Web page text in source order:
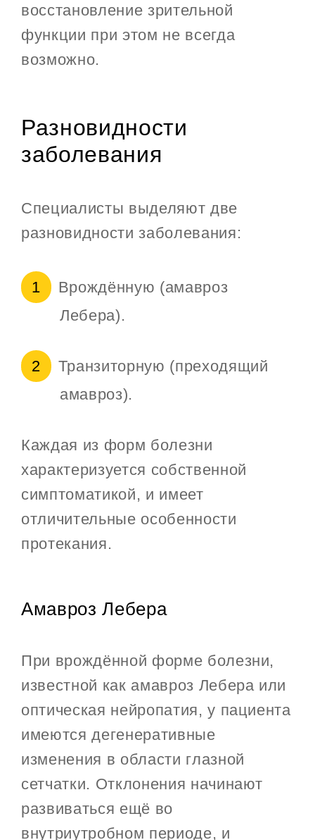
восстановление зрительной
функции при этом не всегда
возможно.
Разновидности
заболевания
Специалисты выделяют две
разновидности заболевания:
Врождённую (амавроз
Лебера).
Транзиторную (преходящий
амавроз).
Каждая из форм болезни
характеризуется собственной
симптоматикой, и имеет
отличительные особенности
протекания.
Амавроз Лебера
При врождённой форме болезни,
известной как амавроз Лебера или
оптическая нейропатия, у пациента
имеются дегенеративные
изменения в области глазной
сетчатки. Отклонения начинают
развиваться ещё во
внутриутробном периоде, и